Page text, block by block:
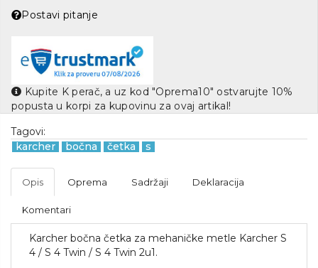
Postavi pitanje
Kupite K perač, a uz kod "Oprema10" ostvarujte 10%
popusta u korpi za kupovinu za ovaj artikal!
Tagovi:
karcher
bočna četka s
Opis Oprema Sadržaji Deklaracija
Komentari
Karcher bočna četka za mehaničke metle Karcher S
4 / S 4 Twin / S 4 Twin 2u1.